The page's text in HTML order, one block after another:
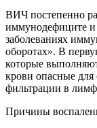
ВИЧ постепенно
иммунодефиците
заболеваниях
оборотах». В
которые
крови опасные для
фильтрации в
Причины